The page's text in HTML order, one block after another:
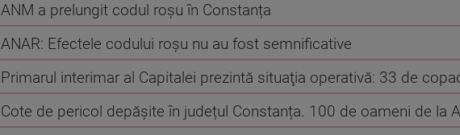
ANM a prelungit codul roșu în Constanța
ANAR: Efectele codului roșu nu au fost semnificative
Primarul interimar al Capitalei prezintă situaţia operativă: 33 de
Cote de pericol depășite în județul Constanța. 100 de oameni de la